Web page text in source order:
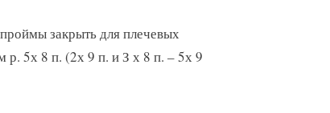
закрыть для плечевых
р. 5х 8 п. (2х 9 п. и З х 8 п. – 5х 9